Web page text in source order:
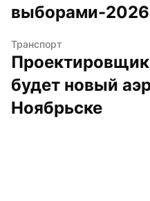
выборами-2026
Транспорт
будет новый
Ноябрьске